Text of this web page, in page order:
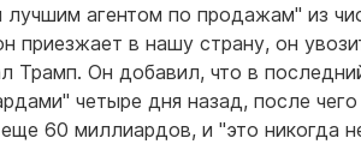
агентом по продажам" из
приезжает в нашу страну, он
Трамп. Он добавил, что в
четыре дня назад, после
60 миллиардов, и "это никогда